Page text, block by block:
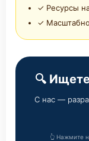
✓ Ресурсы
✓
🔍
С нас —
👆 Нажмите